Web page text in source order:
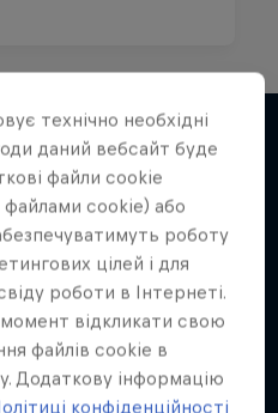
ж
технічно необхідні
даний вебсайт буде
файли cookie
файлами cookie) або
роботу
цілей і для
роботи в Інтернеті.
відкликати свою
файлів cookie в
Додаткову інформацію
конфіденційності